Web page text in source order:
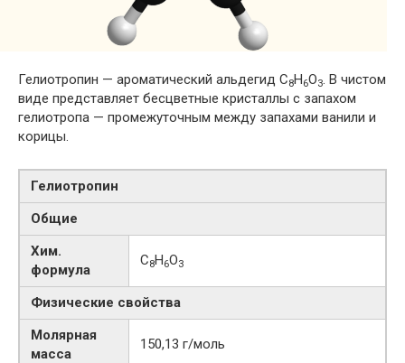
Гелиотропин — ароматический альдегид C8H6O3. В чистом
виде представляет бесцветные кристаллы с запахом
гелиотропа — промежуточным между запахами ванили и
корицы.
Гелиотропин
Общие
Хим.
формула
C8H6O3
Физические свойства
Молярная
масса
150,13 г/моль